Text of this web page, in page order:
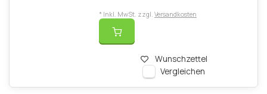
Wunschzettel
Vergleichen
* Inkl. MwSt. zzgl. Versandkosten